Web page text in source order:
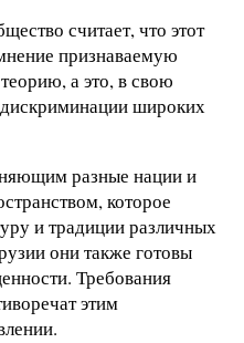
считает, что этот
признаваемую
а это, в свою
дискриминации широких
разные нации и
которое
и традиции различных
они также готовы
Требования
этим